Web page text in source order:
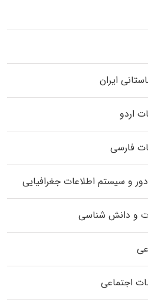
ایران
اردو
فارسی
و سیستم اطلاعات جغرافیایی
و دانش شناسی
اجتماعی